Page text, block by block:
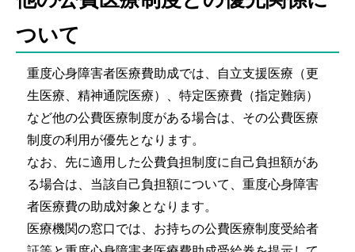
ついて
重度心身障害者医療費助成では、自立支援医療（更
生医療、精神通院医療）、特定医療費（指定難病）
など他の公費医療制度がある場合は、その公費医療
制度の利用が優先となります。
なお、先に適用した公費負担制度に自己負担額があ
る場合は、当該自己負担額について、重度心身障害
者医療費の助成対象となります。
医療機関の窓口では、お持ちの公費医療制度受給者